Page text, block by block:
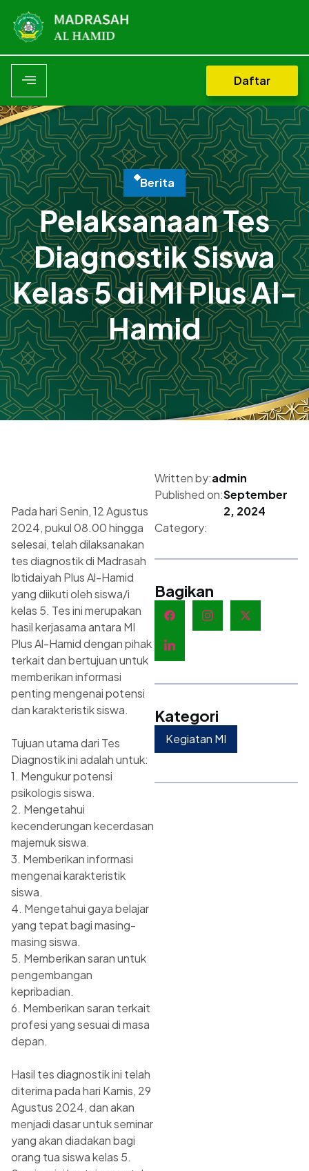
Daftar
Berita
Pelaksanaan Tes
Diagnostik Siswa
Kelas 5 di MI Plus Al-
Hamid
Pada hari Senin, 12 Agustus
2024, pukul 08.00 hingga
selesai, telah dilaksanakan
tes diagnostik di Madrasah
Ibtidaiyah Plus Al-Hamid
yang diikuti oleh siswa/i
kelas 5. Tes ini merupakan
hasil kerjasama antara MI
Plus Al-Hamid dengan pihak
terkait dan bertujuan untuk
memberikan informasi
penting mengenai potensi
dan karakteristik siswa.
Tujuan utama dari Tes
Diagnostik ini adalah untuk:
1. Mengukur potensi
psikologis siswa.
2. Mengetahui
kecenderungan kecerdasan
majemuk siswa.
3. Memberikan informasi
mengenai karakteristik
siswa.
4. Mengetahui gaya belajar
yang tepat bagi masing-
masing siswa.
5. Memberikan saran untuk
pengembangan
kepribadian.
6. Memberikan saran terkait
profesi yang sesuai di masa
depan.
Hasil tes diagnostik ini telah
diterima pada hari Kamis, 29
Agustus 2024, dan akan
menjadi dasar untuk seminar
yang akan diadakan bagi
orang tua siswa kelas 5.
Written by:admin
Published on:September
2, 2024
Category:
Bagikan
Kategori
Kegiatan MI